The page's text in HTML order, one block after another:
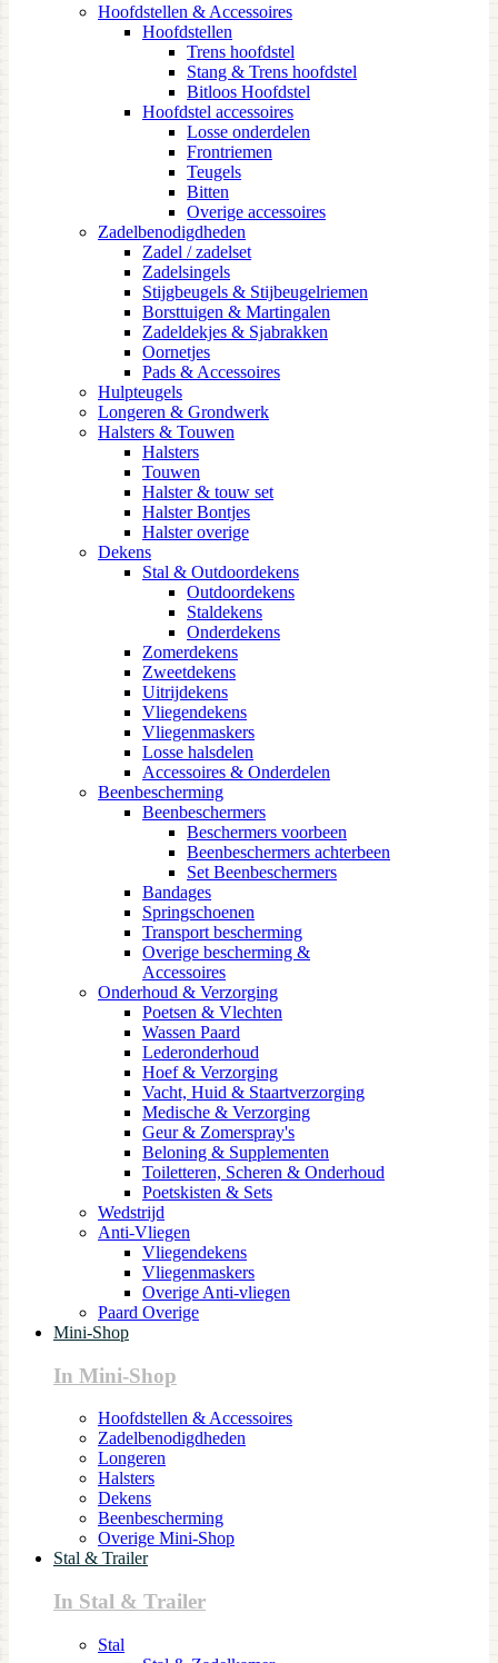
Hoofdstellen & Accessoires
Hoofdstellen
Trens hoofdstel
Stang & Trens hoofdstel
Bitloos Hoofdstel
Hoofdstel accessoires
Losse onderdelen
Frontriemen
Teugels
Bitten
Overige accessoires
Zadelbenodigdheden
Zadel / zadelset
Zadelsingels
Stijgbeugels & Stijbeugelriemen
Borsttuigen & Martingalen
Zadeldekjes & Sjabrakken
Oornetjes
Pads & Accessoires
Hulpteugels
Longeren & Grondwerk
Halsters & Touwen
Halsters
Touwen
Halster & touw set
Halster Bontjes
Halster overige
Dekens
Stal & Outdoordekens
Outdoordekens
Staldekens
Onderdekens
Zomerdekens
Zweetdekens
Uitrijdekens
Vliegendekens
Vliegenmaskers
Losse halsdelen
Accessoires & Onderdelen
Beenbescherming
Beenbeschermers
Beschermers voorbeen
Beenbeschermers achterbeen
Set Beenbeschermers
Bandages
Springschoenen
Transport bescherming
Overige bescherming &
Accessoires
Onderhoud & Verzorging
Poetsen & Vlechten
Wassen Paard
Lederonderhoud
Hoef & Verzorging
Vacht, Huid & Staartverzorging
Medische & Verzorging
Geur & Zomerspray's
Beloning & Supplementen
Toiletteren, Scheren & Onderhoud
Poetskisten & Sets
Wedstrijd
Anti-Vliegen
Vliegendekens
Vliegenmaskers
Overige Anti-vliegen
Paard Overige
Mini-Shop
In Mini-Shop
Hoofdstellen & Accessoires
Zadelbenodigdheden
Longeren
Halsters
Dekens
Beenbescherming
Overige Mini-Shop
Stal & Trailer
In Stal & Trailer
Stal